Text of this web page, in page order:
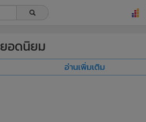
ยอดนิยม
อ่านเพิ่มเติม